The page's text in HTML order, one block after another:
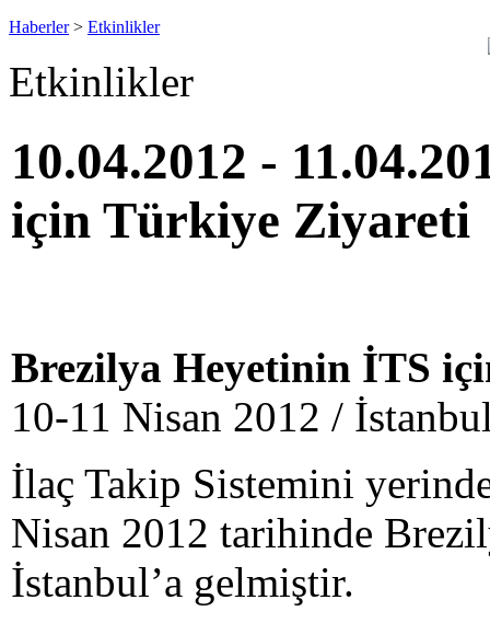
Haberler> Etkinlikler
Etkinlikler
10.04.2012 -
için Türkiye Ziyareti
Brezilya Heyetinin İTS
10-11 Nisan 2012 /
İlaç Takip Sistemini
Nisan 2012 tarihinde
İstanbul’a gelmiştir.